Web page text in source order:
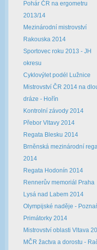
Pohár ČR na ergometru
2013/14
Mezinárodní mistrovství
Rakouska 2014
Sportovec roku 2013 - JH
okresu
Cyklovýlet podél Lužnice
Mistrovství ČR 2014 na
dráze - Hořín
Kontrolní závody 2014
Přebor Vltavy 2014
Regata Blesku 2014
Brněnská mezinárodní
2014
Regata Hodonín 2014
Rennerův memoriál Praha
Lysá nad Labem 2014
Olympijské naděje -
Primátorky 2014
Mistrovství oblasti Vltava
MČR žactva a dorostu -